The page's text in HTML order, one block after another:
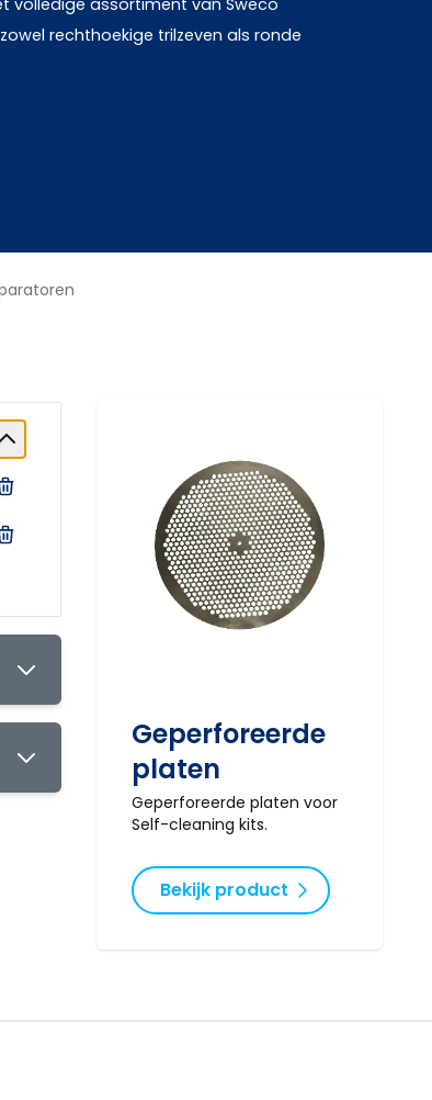
volledige assortiment van Sweco
rechthoekige trilzeven als ronde
Geperforeerde
platen
Geperforeerde platen voor
Self-cleaning kits.
Bekijk product